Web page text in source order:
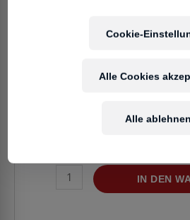
Enthält 20%
PIONEER
IN DEN
Cookie-
Alle ablehnen
Alle Cookies